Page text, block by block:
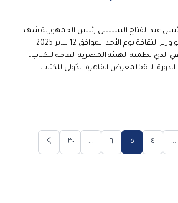
عبد الفتاح السيسي رئيس الجمهورية شهد
الدكتور أحمد فؤاد هَنو وزير الثقافة يوم الأحد الموافق 12 يناير 2025
الذي نظمته الهيئة المصرية العامة للكتاب،
الدُولي للكتاب.
... ٤ ٥ ٦ ... ١٣٠